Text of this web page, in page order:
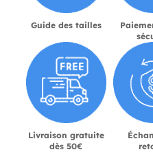
Guide des tailles
Livraison gratuite
dès 50€